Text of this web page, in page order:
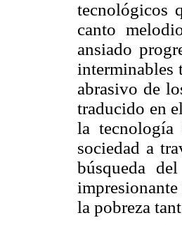
tecnológicos
canto
ansiado
interminables
abrasivo de
traducido en
la tecnología
sociedad a
búsqueda
la pobreza